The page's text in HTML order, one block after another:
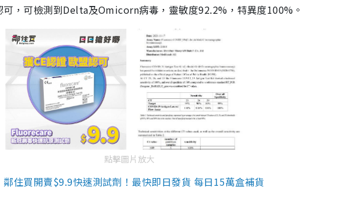
，可檢測到Delta及Omicorn病毒，靈敏度92.2%，特異度100%。
點擊圖片放大
住買開賣$9.9快速測試劑！最快即日發貨 每日15萬盒補貨